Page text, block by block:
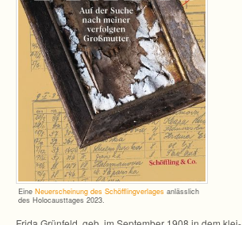
Eine Neu­er­schei­nung des Schöff­ling­ver­la­ges anläss­lich
des Holo­caust­ta­ges 2023.